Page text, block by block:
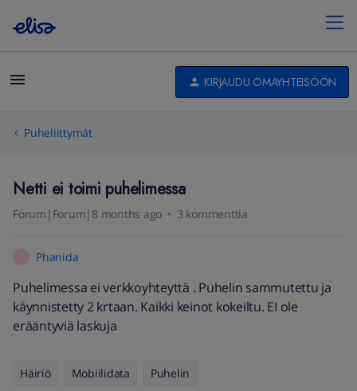
KIRJAUDU OMAYHTEISÖÖN
Puheliittymät
Netti ei toimi puhelimessa
Forum|Forum|8 months ago 3 kommenttia
Phanida
Puhelimessa ei verkkoyhteyttä . Puhelin sammutettu ja
käynnistetty 2 krtaan. Kaikki keinot kokeiltu. EI ole
erääntyviä laskuja
Häiriö Mobiilidata Puhelin